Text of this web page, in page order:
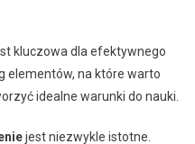
kluczowa dla efektywnego
elementów, na które warto
idealne warunki do nauki.
jest niezwykle istotne.